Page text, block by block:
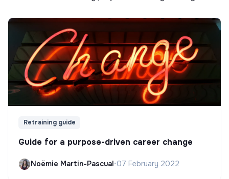
Retraining guide
Guide for a purpose-driven career change
Noëmie Martin-Pascual•07 February 2022